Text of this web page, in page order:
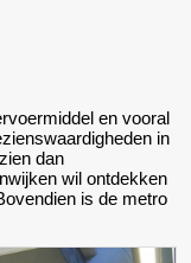
en vooral
in
dan
wil ontdekken
is de metro